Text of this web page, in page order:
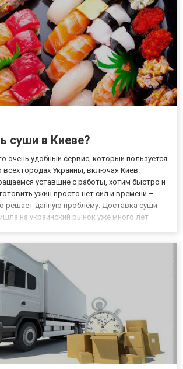
суши в Киеве?
очень удобный сервис, который пользуется
городах Украины, включая Киев.
уставшие с работы, хотим быстро и
ужин просто нет сил и времени –
решает данную проблему. Доставка суши
на украинский рынок уже много лет